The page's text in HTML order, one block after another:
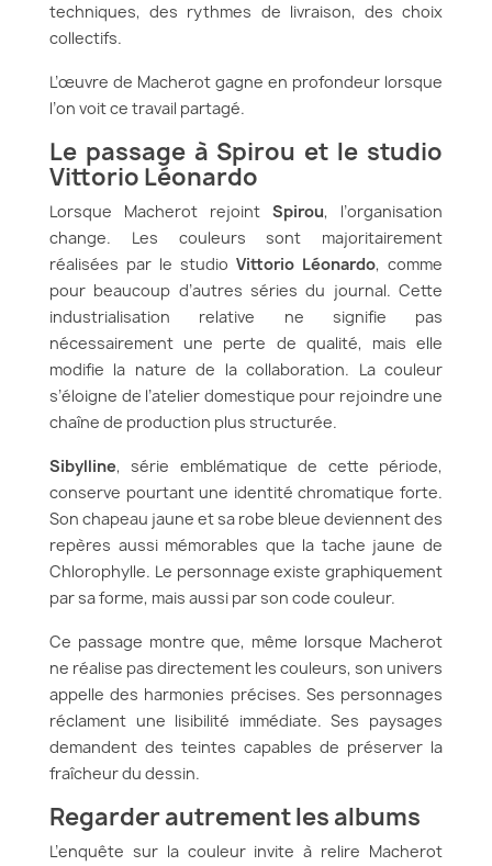
techniques, des rythmes de livraison, des choix
collectifs.
L’œuvre de Macherot gagne en profondeur lorsque
l’on voit ce travail partagé.
Le passage à Spirou et le studio
Vittorio Léonardo
Lorsque Macherot rejoint Spirou, l’organisation
change. Les couleurs sont majoritairement
réalisées par le studio Vittorio Léonardo, comme
pour beaucoup d’autres séries du journal. Cette
industrialisation relative ne signifie pas
nécessairement une perte de qualité, mais elle
modifie la nature de la collaboration. La couleur
s’éloigne de l’atelier domestique pour rejoindre une
chaîne de production plus structurée.
Sibylline, série emblématique de cette période,
conserve pourtant une identité chromatique forte.
Son chapeau jaune et sa robe bleue deviennent des
repères aussi mémorables que la tache jaune de
Chlorophylle. Le personnage existe graphiquement
par sa forme, mais aussi par son code couleur.
Ce passage montre que, même lorsque Macherot
ne réalise pas directement les couleurs, son univers
appelle des harmonies précises. Ses personnages
réclament une lisibilité immédiate. Ses paysages
demandent des teintes capables de préserver la
fraîcheur du dessin.
Regarder autrement les albums
L’enquête sur la couleur invite à relire Macherot